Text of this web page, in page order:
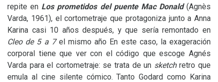
repite en Los prometidos del puente Mac Donald (Agnès
Varda, 1961), el cortometraje que protagoniza junto a Anna
Karina casi 10 años después, y que sería remontado en
Cleo de 5 a 7 el mismo año En este caso, la exageración
corporal tiene que ver con el código que escoge Agnés
Varda para el cortometraje: se trata de un sketchretro que
emula al cine silente cómico. Tanto Godard como Karina